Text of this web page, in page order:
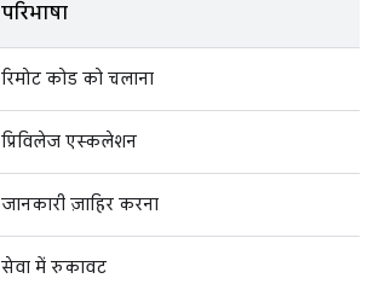
परिभाषा
रिमोट कोड को चलाना
प्रिविलेज एस्कलेशन
जानकारी ज़ाहिर करना
सेवा में रुकावट